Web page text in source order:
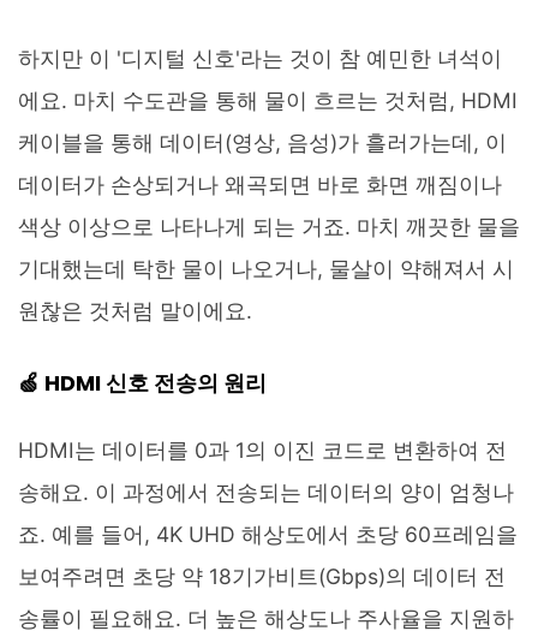
하지만 이 '디지털 신호'라는 것이 참 예민한 녀석이
에요. 마치 수도관을 통해 물이 흐르는 것처럼, HDMI
케이블을 통해 데이터(영상, 음성)가 흘러가는데, 이
데이터가 손상되거나 왜곡되면 바로 화면 깨짐이나
색상 이상으로 나타나게 되는 거죠. 마치 깨끗한 물을
기대했는데 탁한 물이 나오거나, 물살이 약해져서 시
원찮은 것처럼 말이에요.
🍏 HDMI 신호 전송의 원리
HDMI는 데이터를 0과 1의 이진 코드로 변환하여 전
송해요. 이 과정에서 전송되는 데이터의 양이 엄청나
죠. 예를 들어, 4K UHD 해상도에서 초당 60프레임을
보여주려면 초당 약 18기가비트(Gbps)의 데이터 전
송률이 필요해요. 더 높은 해상도나 주사율을 지원하